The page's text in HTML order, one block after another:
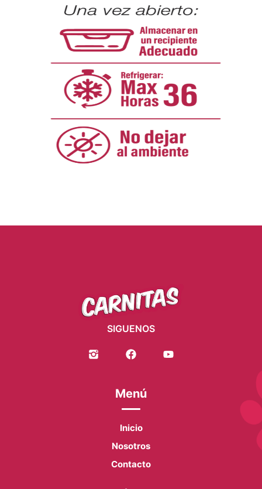
SIGUENOS
Menú
Inicio
Nosotros
Contacto